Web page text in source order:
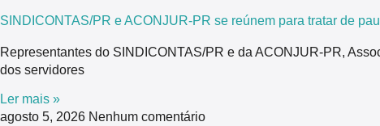
SINDICONTAS/PR e ACONJUR-PR se reúnem para tratar de
Representantes do SINDICONTAS/PR e da ACONJUR-PR,
dos servidores
Ler mais »
agosto 5, 2026 Nenhum comentário